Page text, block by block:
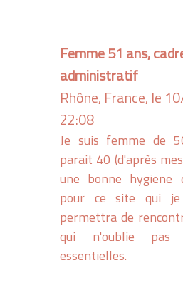
Femme 51 ans,
administratif
Rhône, France, le
22:08
Je suis femme de
parait 40 (d'après
une bonne hygiene
pour ce site qui je
permettra de
qui n'oublie pas
essentielles.